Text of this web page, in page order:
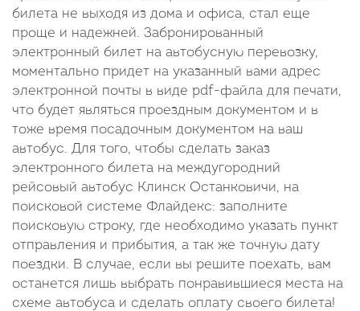
билета не выходя из дома и офиса, стал еще
проще и надежней. Забронированный
электронный билет на автобусную перевозку,
моментально придет на указанный вами адрес
электронной почты в виде pdf-файла для печати,
что будет являться проездным документом и в
тоже время посадочным документом на ваш
автобус. Для того, чтобы сделать заказ
электронного билета на междугородний
рейсовый автобус Клинск Останковичи, на
поисковой системе Флайдекс: заполните
поисковую строку, где необходимо указать пункт
отправления и прибытия, а так же точную дату
поездки. В случае, если вы решите поехать, вам
останется лишь выбрать понравившиеся места на
схеме автобуса и сделать оплату своего билета!